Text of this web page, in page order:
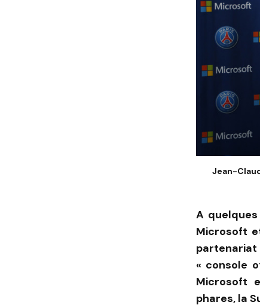
Jean-
A
Microsoft
partenariat
« console
Microsoft
phares, la